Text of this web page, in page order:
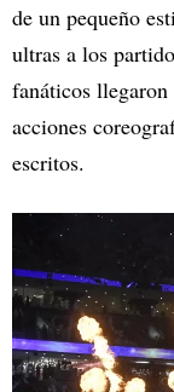
de un pequeño
ultras a los
fanáticos llegaron
acciones
escritos.